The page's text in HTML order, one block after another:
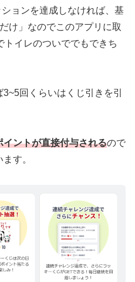
ョンを達成しなければ、基
け」なのでこのアプリに取
トイレのついででもできち
回くらいはくじ引きを引
イントが直接付与されるので
す。